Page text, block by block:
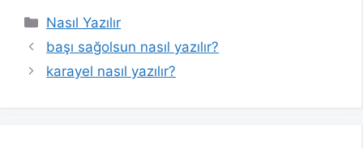
Kategoriler
Nasıl Yazılır
başı sağolsun nasıl yazılır?
karayel nasıl yazılır?